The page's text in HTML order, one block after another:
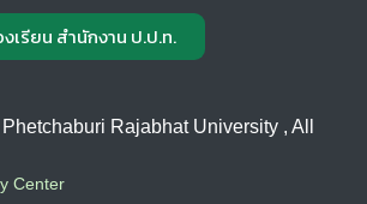
เรียน สำนักงาน ป.ป.ท.
Rajabhat University , All
Center